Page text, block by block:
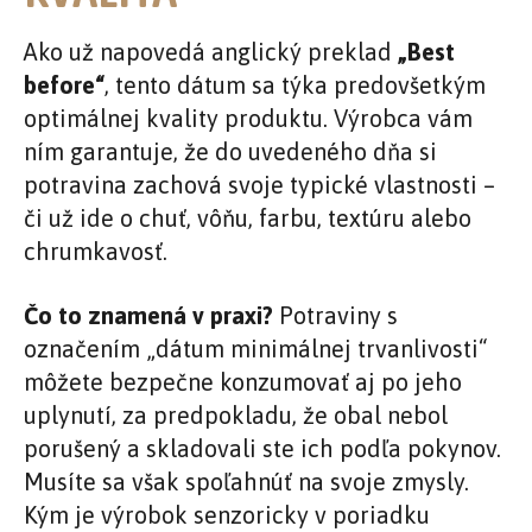
Ako už napovedá anglický preklad „Best
before“, tento dátum sa týka predovšetkým
optimálnej kvality produktu. Výrobca vám
ním garantuje, že do uvedeného dňa si
potravina zachová svoje typické vlastnosti –
či už ide o chuť, vôňu, farbu, textúru alebo
chrumkavosť.
Čo to znamená v praxi? Potraviny s
označením „dátum minimálnej trvanlivosti“
môžete bezpečne konzumovať aj po jeho
uplynutí, za predpokladu, že obal nebol
porušený a skladovali ste ich podľa pokynov.
Musíte sa však spoľahnúť na svoje zmysly.
Kým je výrobok senzoricky v poriadku